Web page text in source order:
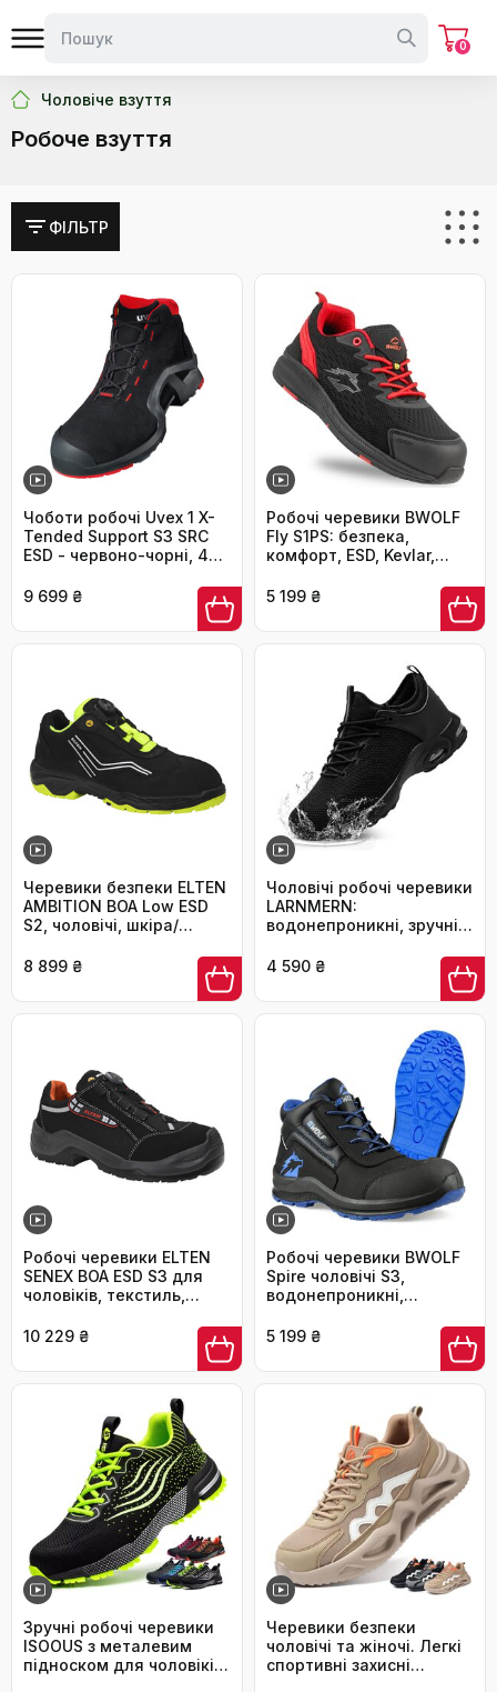
0
Чоловіче взуття
Робоче взуття
ФІЛЬТР
Чоботи робочі Uvex 1 X-
Tended Support S3 SRC
ESD - червоно-чорні, 44
9 699 ₴
Робочі черевики BWOLF
Fly S1PS: безпека,
комфорт, ESD, Kevlar,
протиковзаюча EVA
підошва, чорно-червоні
5 199 ₴
Черевики безпеки ELTEN
AMBITION BOA Low ESD
S2, чоловічі, шкіра/
капок, легкі, спортивні,
чорний/жовтий, розмір
44
8 899 ₴
Чоловічі робочі черевики
LARNMERN:
водонепроникні, зручні,
slip-on, чорні, 44 EU
4 590 ₴
Робочі черевики ELTEN
SENEX BOA ESD S3 для
чоловіків, текстиль,
капа, легкі, спортивні,
чорно-червоні, розмір 43
10 229 ₴
Робочі черевики BWOLF
Spire чоловічі S3,
водонепроникні,
4x4 Grip Tech, Ergo
підошва, 45 EU, блакитні
5 199 ₴
Зручні робочі черевики
ISOOUS з металевим
підноском для чоловіків
Черевики безпеки
чоловічі та жіночі. Легкі
спортивні захисні